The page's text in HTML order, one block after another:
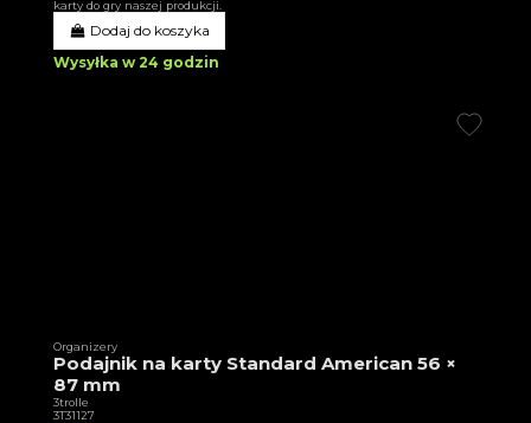
karty do gry naszej produkcji.
Dodaj do koszyka
Wysyłka w 24 godzin
Organizery
Podajnik na karty Standard American 56 ×
87 mm
3trolle
3T31127